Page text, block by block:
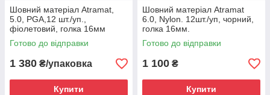
Шовний матеріал Atramat,
5.0, PGA,12 шт./уп.,
фіолетовий, голка 16мм
Готово до відправки
1 380 ₴/упаковка
Купити
Шовний матеріал Atramat
6.0, Nylon. 12шт./уп, чорний,
голка 16мм.
Готово до відправки
1 100 ₴
Купити